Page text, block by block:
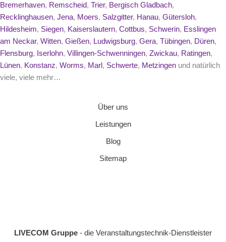
Bremerhaven, Remscheid, Trier, Bergisch Gladbach,
Recklinghausen, Jena, Moers, Salzgitter, Hanau, Gütersloh,
Hildesheim, Siegen, Kaiserslautern, Cottbus, Schwerin, Esslingen
am Neckar, Witten, Gießen, Ludwigsburg, Gera, Tübingen, Düren,
Flensburg, Iserlohn, Villingen-Schwenningen, Zwickau, Ratingen,
Lünen, Konstanz, Worms, Marl , Schwerte, Metzingen und natürlich
viele, viele mehr…
Über uns
Leistungen
Blog
Sitemap
LIVECOM Gruppe - die Veranstaltungstechnik-Dienstleister